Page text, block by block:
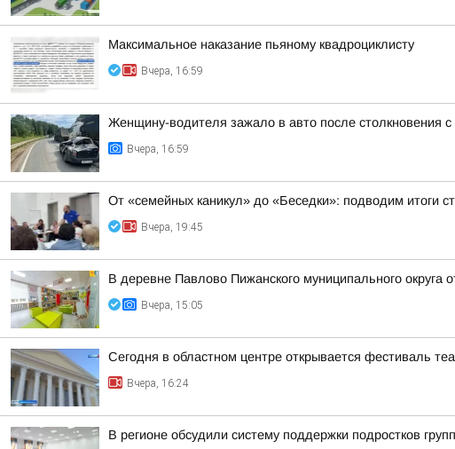
Максимальное наказание пьяному квадроциклисту
Вчера, 16:59
Женщину-водителя зажало в авто после столкновения
Вчера, 16:59
От «семейных каникул» до «Беседки»: подводим итоги
Вчера, 19:45
В деревне Павлово Пижанского муниципального округа
Вчера, 15:05
Сегодня в областном центре открывается фестиваль
Вчера, 16:24
В регионе обсудили систему поддержки подростков